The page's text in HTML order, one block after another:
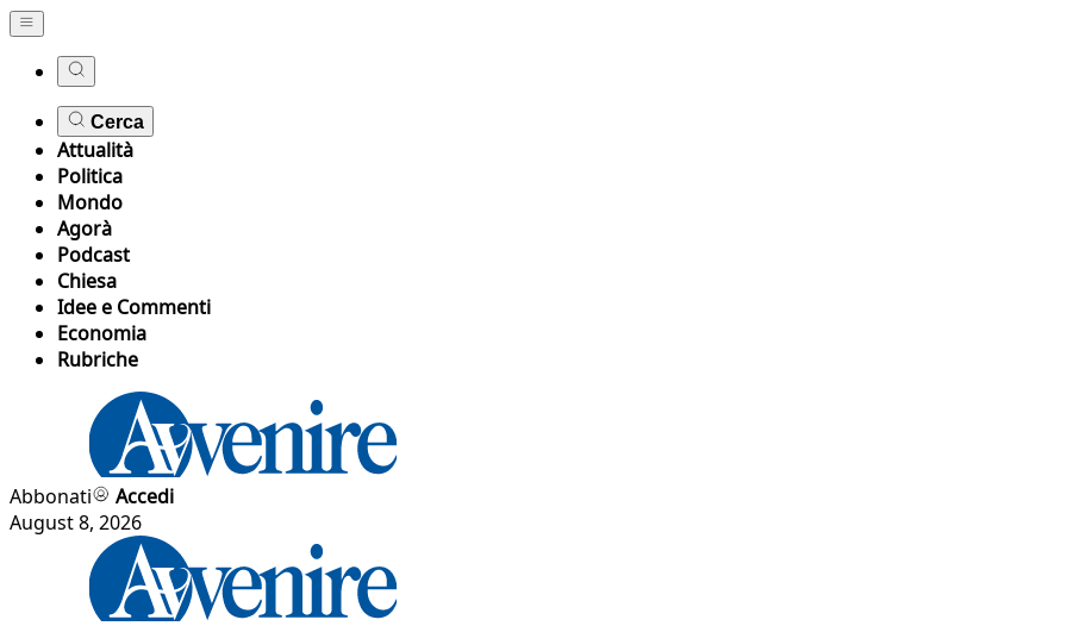
Cerca
Attualità
Politica
Mondo
Agorà
Podcast
Chiesa
Idee e Commenti
Economia
Rubriche
Abbonati
Accedi
August 8, 2026